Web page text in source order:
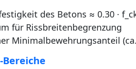
des Betons ≈ 0.30 ·
für Rissbreitenbegrenzung
Minimalbewehrungsanteil